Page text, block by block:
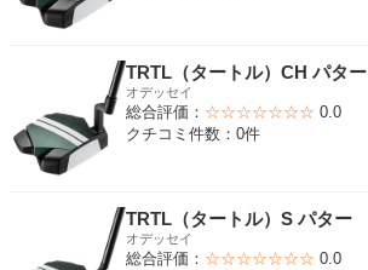
TRTL（タートル）CH パター
オデッセイ
総合評価： ☆☆☆☆☆☆☆ 0.0
クチコミ件数：0件
TRTL（タートル）S パター
オデッセイ
総合評価： ☆☆☆☆☆☆☆ 0.0